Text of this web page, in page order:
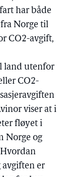
har både
Norge til
CO2-avgift,
land utenfor
CO2-
viser at i
fløyet i
Norge og
avgiften er